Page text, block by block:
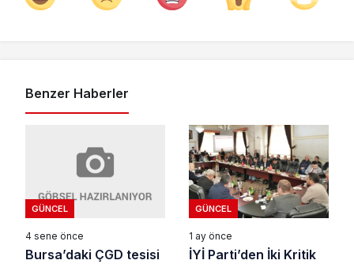
Benzer Haberler
GÜNCEL
4 sene önce
Bursa’daki ÇGD tesisi
GÜNCEL
1 ay önce
İYİ Parti’den İki Kritik